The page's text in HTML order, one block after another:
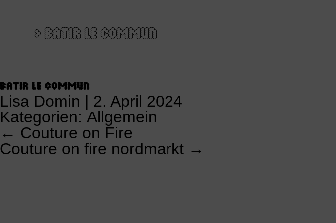
> BATIR LE COMMUN
BATIR LE COMMUN
Lisa Domin | 2. April 2024
Kategorien: Allgemein
KALENDERSNAVIGATION
← Couture on Fire
Couture on fire nordmarkt →